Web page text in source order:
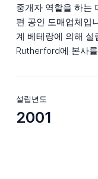
중개자 역할을 하는
편 공인 도매업체입
계 베테랑에 의해
Rutherford에 본사
설립년도
2001